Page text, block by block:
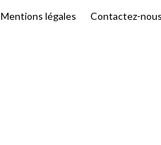
Mentions légales Contactez-nous